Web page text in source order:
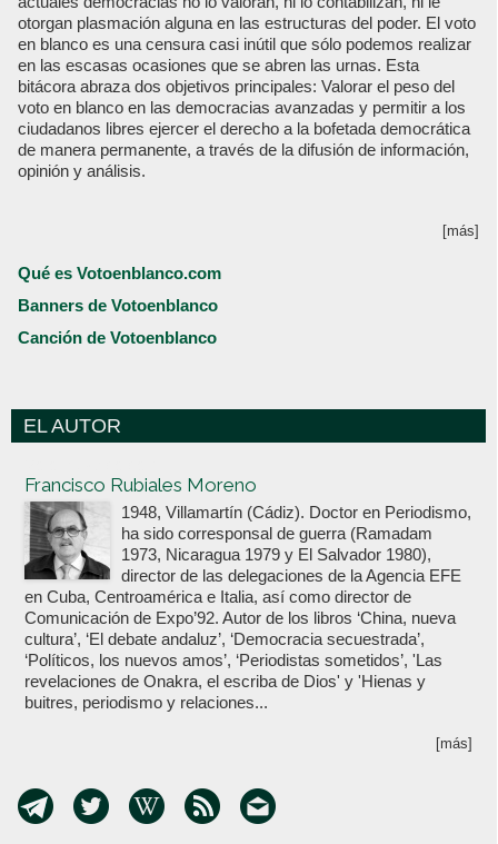
otorgan plasmación alguna en las estructuras del poder. El voto
en blanco es una censura casi inútil que sólo podemos realizar
en las escasas ocasiones que se abren las urnas. Esta
bitácora abraza dos objetivos principales: Valorar el peso del
voto en blanco en las democracias avanzadas y permitir a los
ciudadanos libres ejercer el derecho a la bofetada democrática
de manera permanente, a través de la difusión de información,
opinión y análisis.
[más]
Qué es Votoenblanco.com
Banners de Votoenblanco
Canción de Votoenblanco
EL AUTOR
Francisco Rubiales Moreno
1948, Villamartín (Cádiz). Doctor en Periodismo,
ha sido corresponsal de guerra (Ramadam
1973, Nicaragua 1979 y El Salvador 1980),
director de las delegaciones de la Agencia EFE
en Cuba, Centroamérica e Italia, así como director de
Comunicación de Expo’92. Autor de los libros ‘China, nueva
cultura’, ‘El debate andaluz’, ‘Democracia secuestrada’,
‘Políticos, los nuevos amos’, ‘Periodistas sometidos’, 'Las
revelaciones de Onakra, el escriba de Dios' y 'Hienas y
buitres, periodismo y relaciones...
[más]